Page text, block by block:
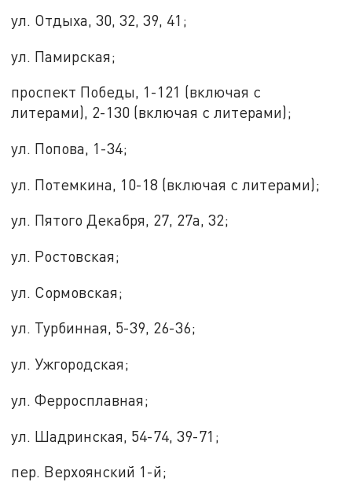
ул. Отдыха, 30, 32, 39, 41;
ул. Памирская;
проспект Победы, 1-121 (включая с
литерами), 2-130 (включая с литерами);
ул. Попова, 1-34;
ул. Потемкина, 10-18 (включая с литерами);
ул. Пятого Декабря, 27, 27а, 32;
ул. Ростовская;
ул. Сормовская;
ул. Турбинная, 5-39, 26-36;
ул. Ужгородская;
ул. Ферросплавная;
ул. Шадринская, 54-74, 39-71;
пер. Верхоянский 1-й;